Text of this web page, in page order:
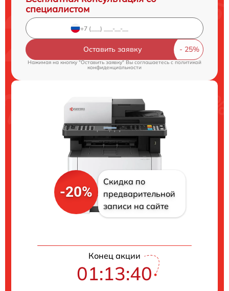
специалистом
Оставить заявку
Нажимая на кнопку "Оставить заявку" Вы соглашаетесь c политикой
конфиденциальности
-20%
Скидка по
предварительной
записи на сайте
Конец акции
01:13:39